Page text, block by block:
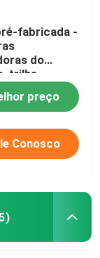
fabricada -
do
trilha
o uso
decolagem
preço
Conosco